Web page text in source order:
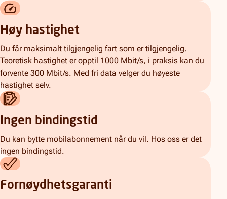
Høy hastighet
Du får maksimalt tilgjengelig fart som er tilgjengelig.
Teoretisk hastighet er opptil 1000 Mbit/s, i praksis kan du
forvente 300 Mbit/s. Med fri data velger du høyeste
hastighet selv.
Ingen bindingstid
Du kan bytte mobilabonnement når du vil. Hos oss er det
ingen bindingstid.
Fornøydhetsgaranti